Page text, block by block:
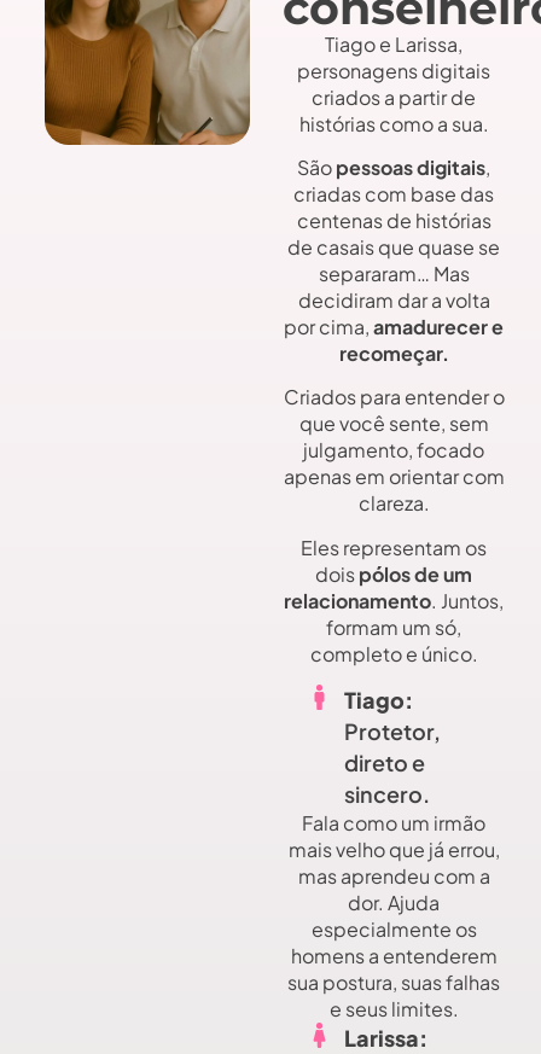
Tiago e Larissa,
personagens digitais
criados a partir de
histórias como a sua.
Sãopessoas digitais,
criadas com base das
centenas de histórias
de casais que quase se
separaram… Mas
decidiram dar a volta
por cima,amadurecer e
recomeçar.
Criados para entender o
que você sente, sem
julgamento, focado
apenas em orientar com
clareza.
Eles representam os
doispólos de um
relacionamento. Juntos,
formam um só,
completo e único.
Tiago:
Protetor,
direto e
sincero.
Fala como um irmão
mais velho que já errou,
mas aprendeu com a
dor. Ajuda
especialmente os
homens a entenderem
sua postura, suas falhas
e seus limites.
Larissa: